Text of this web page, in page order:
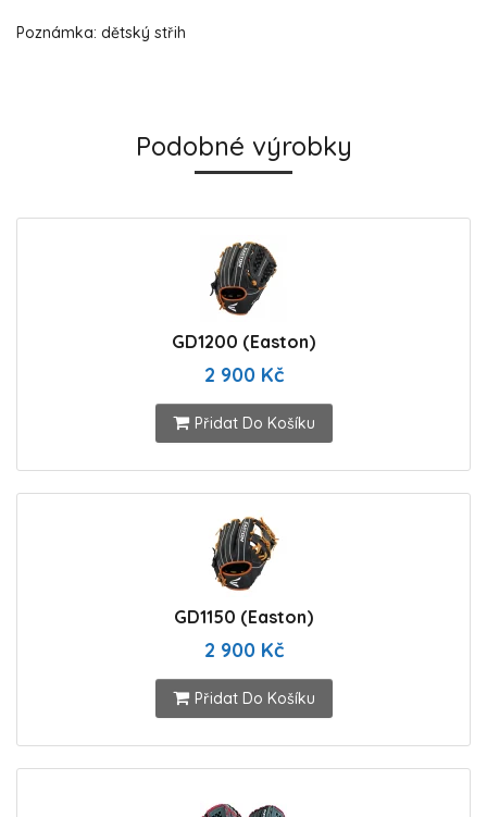
Poznámka: dětský střih
Podobné výrobky
GD1200 (Easton)
2 900 Kč
Přidat Do Košíku
GD1150 (Easton)
2 900 Kč
Přidat Do Košíku